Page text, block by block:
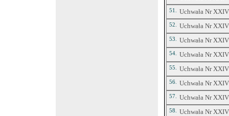
51. Uchwała Nr
52. Uchwała Nr
53. Uchwała Nr
54. Uchwała Nr
55. Uchwała Nr
56. Uchwała Nr
57. Uchwała Nr
58. Uchwała Nr